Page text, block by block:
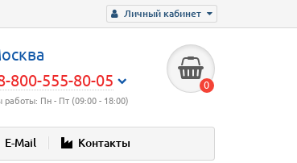
Личный кабинет
800-555-80-05
работы: Пн - Пт (09:00 - 18:00)
0
E-Mail Контакты